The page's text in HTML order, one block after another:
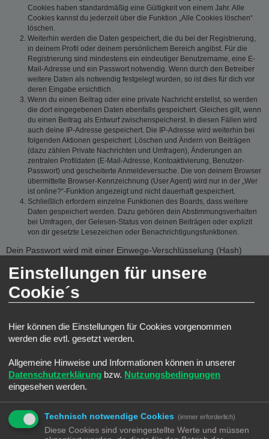
Cookies haben standardmäßig eine Gültigkeit von einem Jahr. Alle
Cookies kannst du jederzeit über die Funktion „Alle Cookies löschen“
löschen.
Weiterhin werden die Daten gespeichert, die du bei der Registrierung,
in deinem Profil oder deinem persönlichem Bereich angibst. Für die
Registrierung sind mindestens ein eindeutiger Benutzername, eine E-
Mail-Adresse und ein Passwort notwendig. Wenn durch den Betreiber
weitere Daten als notwendig festgelegt wurden, so ist dies für dich vor
deren Eingabe ersichtlich.
Wenn du einen Beitrag oder eine private Nachricht erstellst, so werden
die dort eingegebenen Daten ebenfalls gespeichert. Gleiches gilt, wenn
du einen Beitrag als Entwurf zwischenspeicherst. In diesen Fällen wird
auch deine IP-Adresse gespeichert. Die IP-Adresse wird weiterhin bei
folgenden Aktionen gespeichert: Löschen und Ändern von Beiträgen
(dazu zählen Private Nachrichten und Umfragen), Änderungen an
zentralen Profildaten (E-Mail-Adresse, Kontoaktivierung, Benutzer-
Passwort) und gescheiterte Anmeldeversuche. Die von deinem Browser
übermittelte Browser-Kennzeichnung (User Agent) wird nur in der „Wer
ist online?“-Funktion angezeigt und nicht dauerhaft gespeichert.
Schließlich erfordern einzelne Funktionen des Boards, dass weitere
Daten gespeichert werden. Dazu gehören dein Abstimmungsverhalten
bei Umfragen, der Gelesen-Status von deinen Beiträgen oder explizit
von dir gesetzte Lesezeichen oder Benachrichtigungsfunktionen.
Dein Passwort wird mit einer Einwege-Verschlüsselung (Hash)
dieses Passwort nicht auf einer Vielzahl von Webseiten zu
verwenden. Das Passwort ist dein Schlüssel zu deinem
Benutzerkonto für das Board, also geh mit ihm sorgsam um.
Limited oder ein Dritter berechtigterweise nach deinem Passwort
fragen. Solltest du dein Passwort vergessen haben, so kannst du
die Funktion „Ich habe mein Passwort vergessen“ benutzen. Die
phpBB-Software fragt dich dann nach deinem Benutzernamen und
deiner E-Mail-Adresse und sendet anschließend ein neu
generiertes Passwort an diese Adresse, mit dem du dann auf das
Board zugreifen kannst.
GESTATTUNG DER DATENSPEICHERUNG
Du gestattest dem Betreiber, die von dir eingegebenen und oben
Einstellungen für unsere
Cookie´s
Hier können die Einstellungen für Cookies vorgenommen
werden die evtl. gesetzt werden.
Allgemeine Hinweise und Informationen können in unserer
Datenschutzerklärung bzw. Nutzungsbedingungen
eingesehen werden.
Technisch notwendige Cookies (immer erforderlich)
Diese Cookies sind voreingestellte Werte und müssen